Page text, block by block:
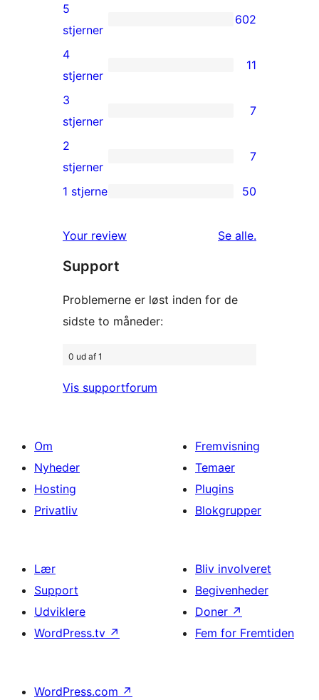
602
5-
stjernet
anmeldelser
5
stjerner
602
11
4-
stjernet
anmeldelser
4
stjerner
11
7
3-
stjernet
anmeldelser
3
stjerner
7
7
2-
anmeldelser
2
stjerner
7
50
stjernet
anmeldelser
1 stjerne 50
Your review Se alleanmeldelser
.
Support
Problemerne er løst inden for de
sidste to måneder:
0 ud af 1
Vis supportforum
Om
Nyheder
Hosting
Privatliv
Fremvisning
Temaer
Plugins
Blokgrupper
Lær
Support
Udviklere
WordPress.tv ↗
Bliv involveret
Begivenheder
Doner ↗
Fem for Fremtiden
WordPress.com ↗